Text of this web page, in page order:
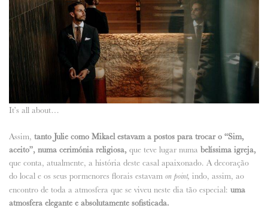
It’s all about…
Assim, tanto Julie como Mikael estavam a postos para trocar o “Sim,
aceito”, numa cerimónia religiosa, que teve lugar numa belíssima igreja,
que conta, atualmente, a história deste casal apaixonado. A decoração
do local e os seus pormenores florais estavam on point, indo, assim, ao
encontro de toda a atmosfera que se viveu neste dia tão especial: uma
atmosfera elegante e absolutamente sofisticada.